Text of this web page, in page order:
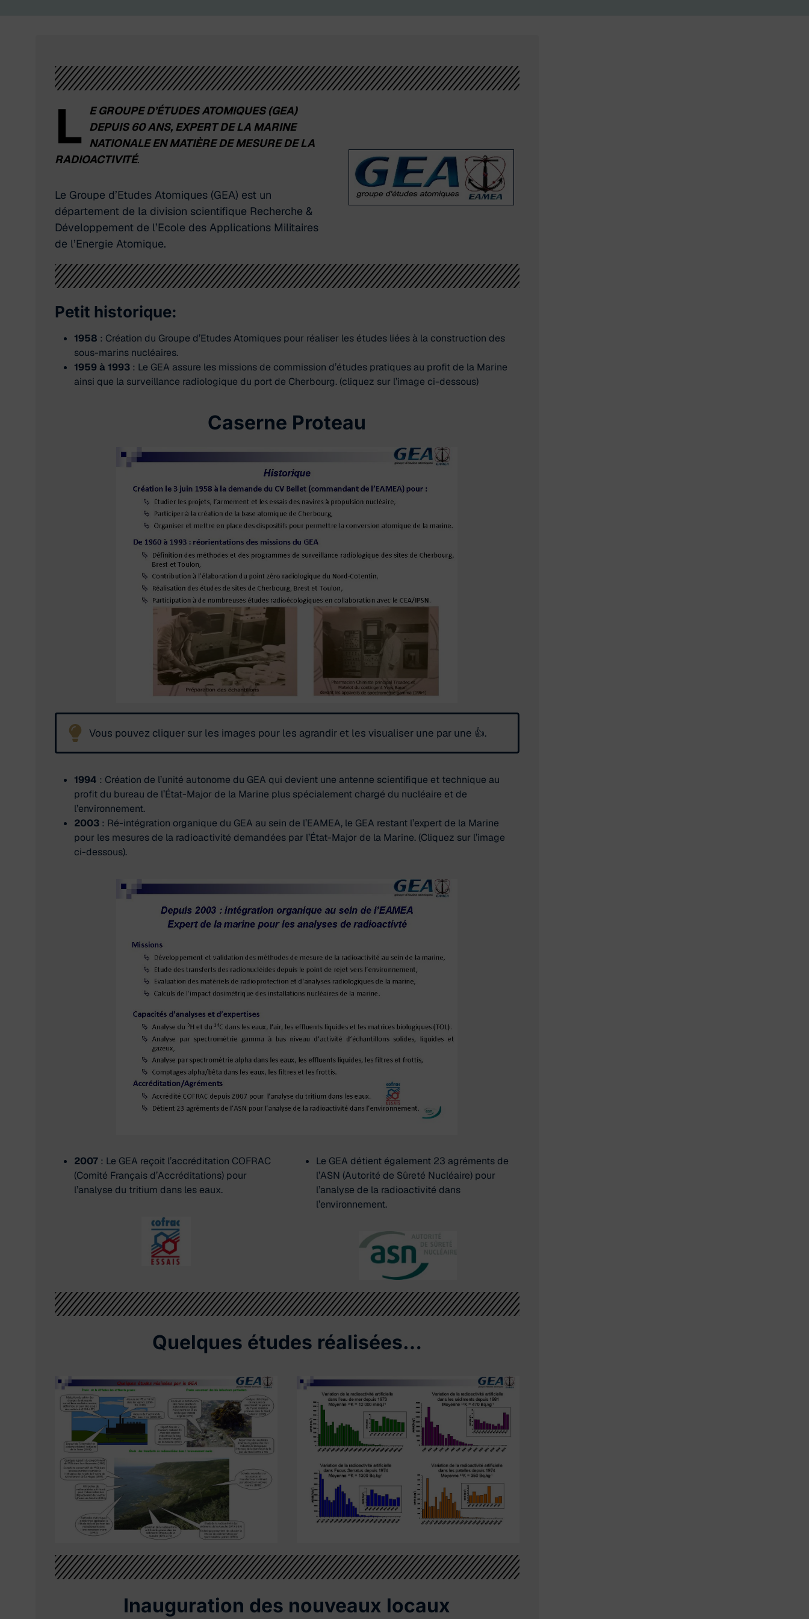
L
E GROUPE D’ÉTUDES ATOMIQUES (GEA)
DEPUIS 60 ANS, EXPERT DE LA MARINE
NATIONALE EN MATIÈREDE MESURE DE LA
RADIOACTIVITÉ.
Le Groupe d’Etudes Atomiques (GEA) est un
département de la division scientifique Recherche &
Développement de l’Ecole des Applications Militaires
de l’Energie Atomique.
Petit historique:
​1958 : Création du Groupe d’Etudes Atomiques pour réaliser les études liées à la construction des
sous-marins nucléaires.
1959 à 1993 : Le GEA assure les missions de commission d’études pratiques au profit de la Marine
ainsi que la surveillance radiologique du port de Cherbourg. (cliquez sur l’image ci-dessous)
Caserne Proteau
Vous pouvez cliquer sur les images pour les agrandir et les visualiser une par une 👍.
1994 : Création de l’unité autonome du GEA qui devient une antenne scientifique et technique au
profit du bureau de l’État-Major de la Marine plus spécialement chargé du nucléaire et de
l’environnement.
2003 : Ré-intégration organique du GEA au sein de l’EAMEA, le GEA restant l’expert de la Marine
pour les mesures de la radioactivité demandées par l’État-Major de la Marine. (Cliquez sur l’image
ci-dessous).
2007 : Le GEA reçoit l’accréditation COFRAC
(Comité Français d’Accréditations) pour
l’analyse du tritium dans les eaux.
Le GEA détient également 23 agréments de
l’ASN (Autorité de Sûreté Nucléaire) pour
l’analyse de la radioactivité dans
l’environnement.
Quelques études réalisées…
Inauguration des nouveaux locaux